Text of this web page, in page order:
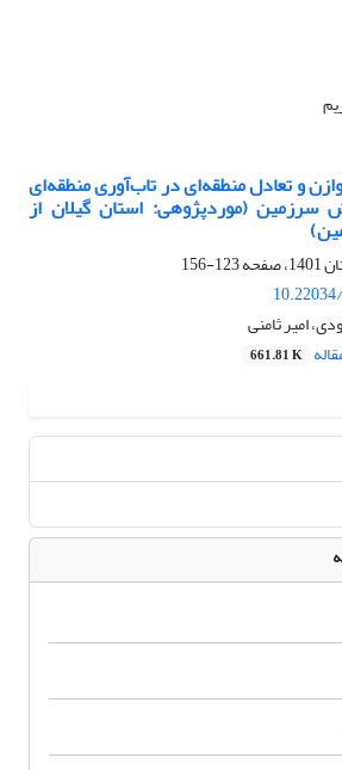
و تعادل منطقه‌ای در تاب‌آوری منطقه‌ای
سرزمین (مورد‌پژوهی: استان گیلان از
123-156
امیر ثامنی
661.81 K